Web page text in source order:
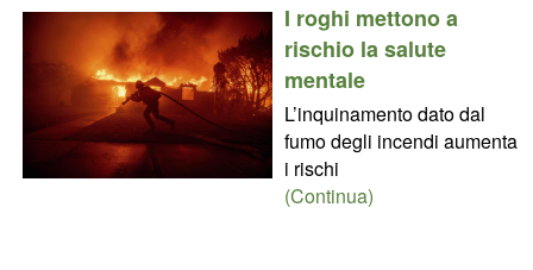
I roghi mettono a
rischio la salute
mentale
L’inquinamento dato dal
fumo degli incendi aumenta
i rischi
(Continua)